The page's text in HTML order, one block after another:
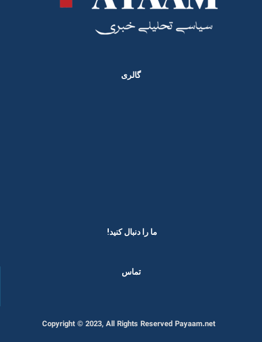
گالری
ما را دنبال کنید! ​
تماس
Copyright © 2023, All Rights Reserved Payaam.net